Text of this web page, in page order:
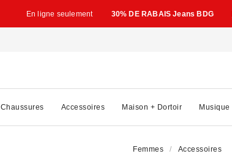
En ligne seulement 30% DE RABAIS Jeans BDG
Chaussures Accessoires Maison + Dortoir Musique
Femmes Accessoires